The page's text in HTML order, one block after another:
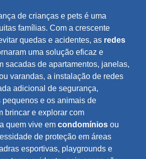
de crianças e pets é uma
famílias. Com a crescente
quedas e acidentes, as redes
uma solução eficaz e
sacadas de apartamentos, janelas,
varandas, a instalação de redes
adicional de segurança,
e os animais de
brincar e explorar com
quem vive em condomínios ou
de proteção em áreas
esportivas, playgrounds e